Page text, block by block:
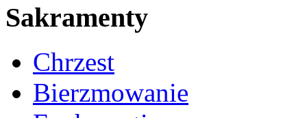
Sakramenty
Chrzest
Bierzmowanie